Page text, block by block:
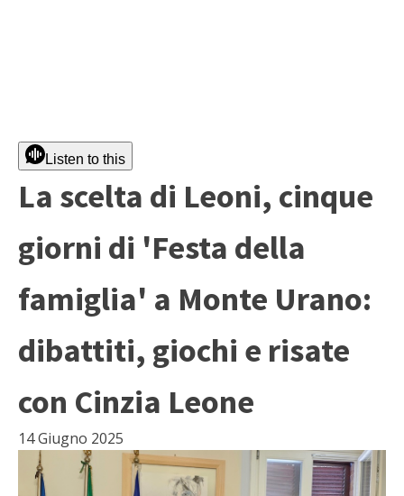
Listen to this
La scelta di Leoni, cinque
giorni di 'Festa della
famiglia' a Monte Urano:
dibattiti, giochi e risate
con Cinzia Leone
14 Giugno 2025